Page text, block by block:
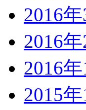
2016
2016
2016
2015